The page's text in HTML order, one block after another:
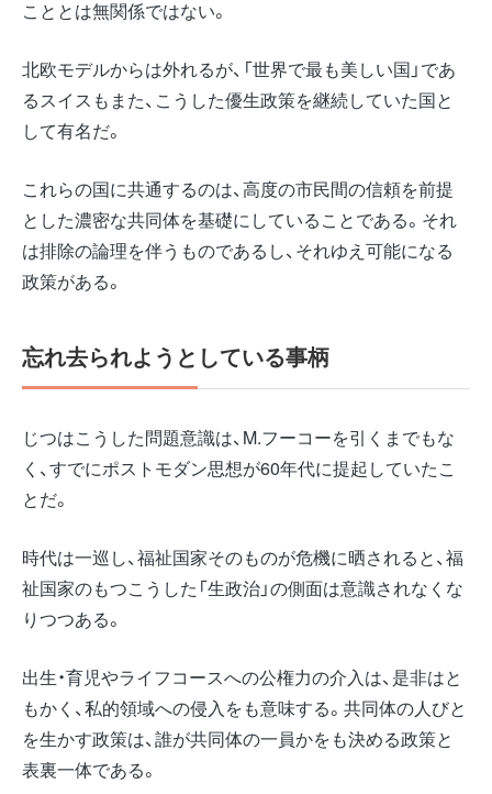
こととは無関係ではない。
北欧モデルからは外れるが、「世界で最も美しい国」であ
るスイスもまた、こうした優生政策を継続していた国と
して有名だ。
これらの国に共通するのは、高度の市民間の信頼を前提
とした濃密な共同体を基礎にしていることである。それ
は排除の論理を伴うものであるし、それゆえ可能になる
政策がある。
忘れ去られようとしている事柄
じつはこうした問題意識は、M.フーコーを引くまでもな
く、すでにポストモダン思想が60年代に提起していたこ
とだ。
時代は一巡し、福祉国家そのものが危機に晒されると、福
祉国家のもつこうした「生政治」の側面は意識されなくな
りつつある。
出生・育児やライフコースへの公権力の介入は、是非はと
もかく、私的領域への侵入をも意味する。共同体の人びと
を生かす政策は、誰が共同体の一員かをも決める政策と
表裏一体である。